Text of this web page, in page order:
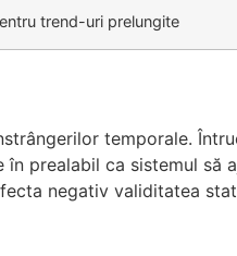
trend-uri prelungite
temporale.
prealabil ca sistemul să
negativ validitatea